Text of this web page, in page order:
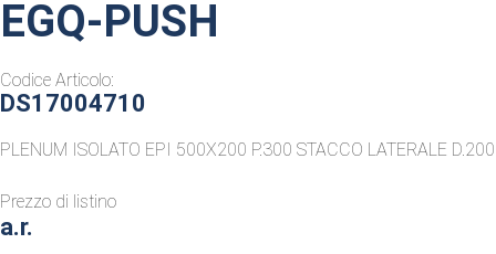
EGQ-PUSH
Codice Articolo:
DS17004710
PLENUM ISOLATO EPI 500X200 P.300 STACCO LATERALE D.200
Prezzo di listino
a.r.